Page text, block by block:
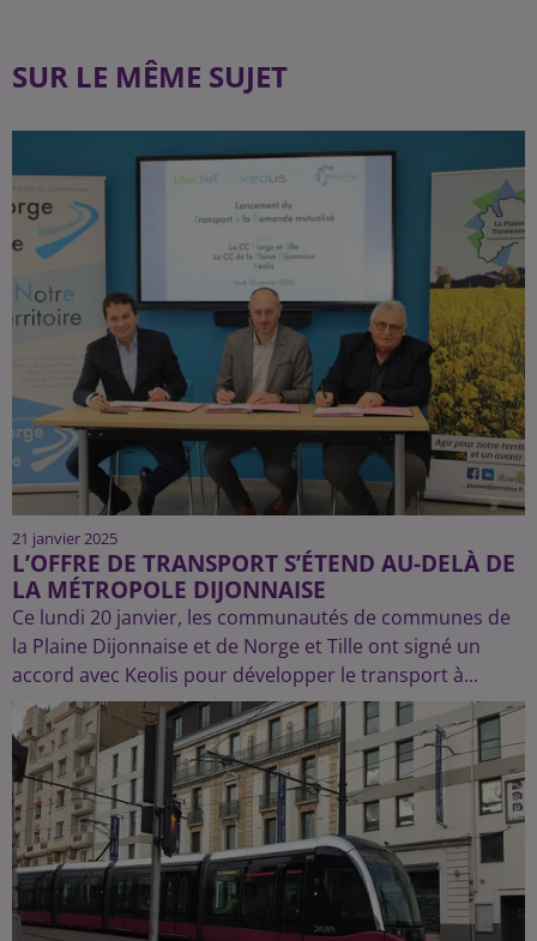
SUR LE MÊME SUJET
21 janvier 2025
L’OFFRE DE TRANSPORT S’ÉTEND AU-DELÀ DE
LA MÉTROPOLE DIJONNAISE
Ce lundi 20 janvier, les communautés de communes de
la Plaine Dijonnaise et de Norge et Tille ont signé un
accord avec Keolis pour développer le transport à...